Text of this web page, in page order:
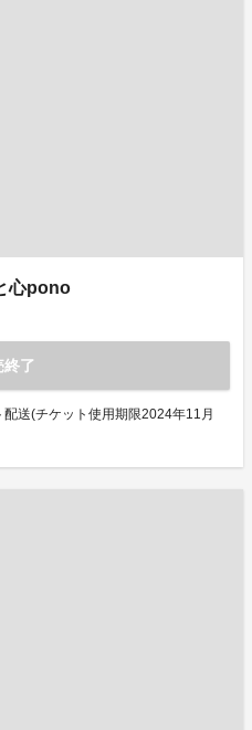
心pono
終了
送(チケット使用期限2024年11月